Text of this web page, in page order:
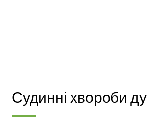
Судинні хвороби